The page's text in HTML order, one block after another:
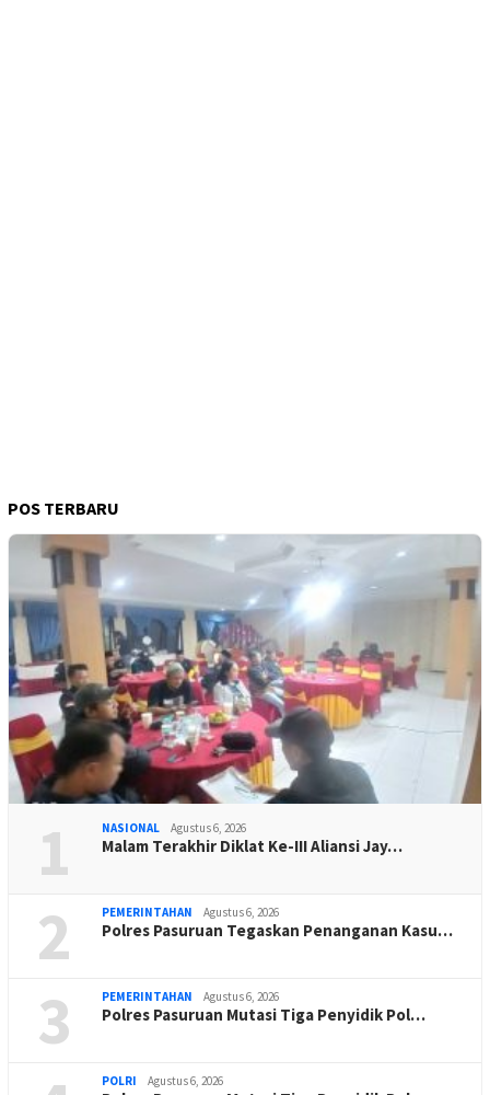
POS TERBARU
1 NASIONAL Agustus 6, 2026
Malam Terakhir Diklat Ke-III Aliansi Jay…
2 PEMERINTAHAN Agustus 6, 2026
Polres Pasuruan Tegaskan Penanganan Kasu…
3 PEMERINTAHAN Agustus 6, 2026
Polres Pasuruan Mutasi Tiga Penyidik Pol…
POLRI Agustus 6, 2026